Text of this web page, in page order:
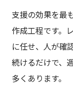
支援の効果を最
作成工程です。
に任せ、人が確
続けるだけで、
多くあります。